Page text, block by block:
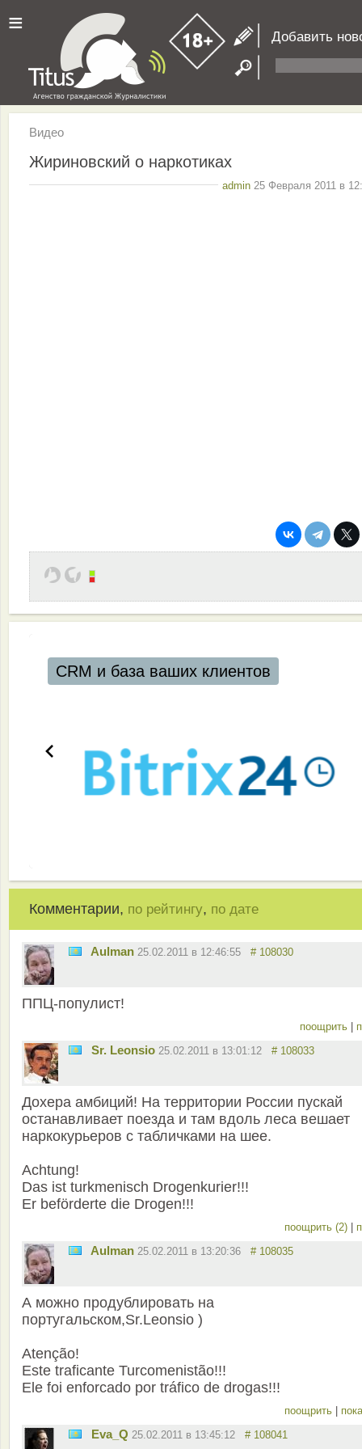
≡ Добавить
Видео
Жириновский о наркотиках
admin 25 Февраля 2011 в
CRM и база ваших клиентов
Комментарии, по рейтингу, по дате
Aulman 25.02.2011 в 12:46:55 # 108030
ППЦ-популист!
поощрить
Sr. Leonsio 25.02.2011 в 13:01:12 # 108033
Дохера амбиций! На территории России пускай
останавливает поезда и там вдоль леса вешает
наркокурьеров с табличками на шее.
Achtung!
Das ist turkmenisch Drogenkurier!!!
Er beförderte die Drogen!!!
поощрить (2)
Aulman 25.02.2011 в 13:20:36 # 108035
А можно продублировать на
португальском,Sr.Leonsio )
Atenção!
Este traficante Turcomenistão!!!
Ele foi enforcado por tráfico de drogas!!!
поощрить
Eva_Q 25.02.2011 в 13:45:12 # 108041